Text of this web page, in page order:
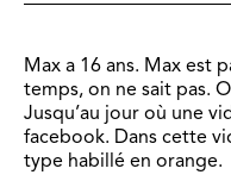
Max a 16 ans. Max est
temps, on ne sait pas.
Jusqu’au jour où une
facebook. Dans cette
type habillé en orange.